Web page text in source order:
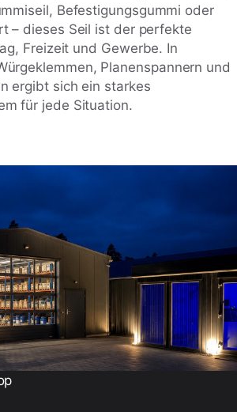
Befestigungsgummi oder
– dieses Seil ist der perfekte
Freizeit und Gewerbe. In
Planenspannern und
ergibt sich ein starkes
für jede Situation.